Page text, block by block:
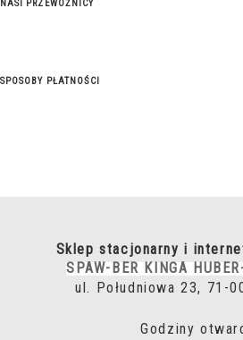
NASI PRZEWOŹNICY
SPOSOBY PŁATNOŚCI
Sklep stacjonarny i
SPAW-BER KINGA
ul. Południowa 23, 71-
Godziny